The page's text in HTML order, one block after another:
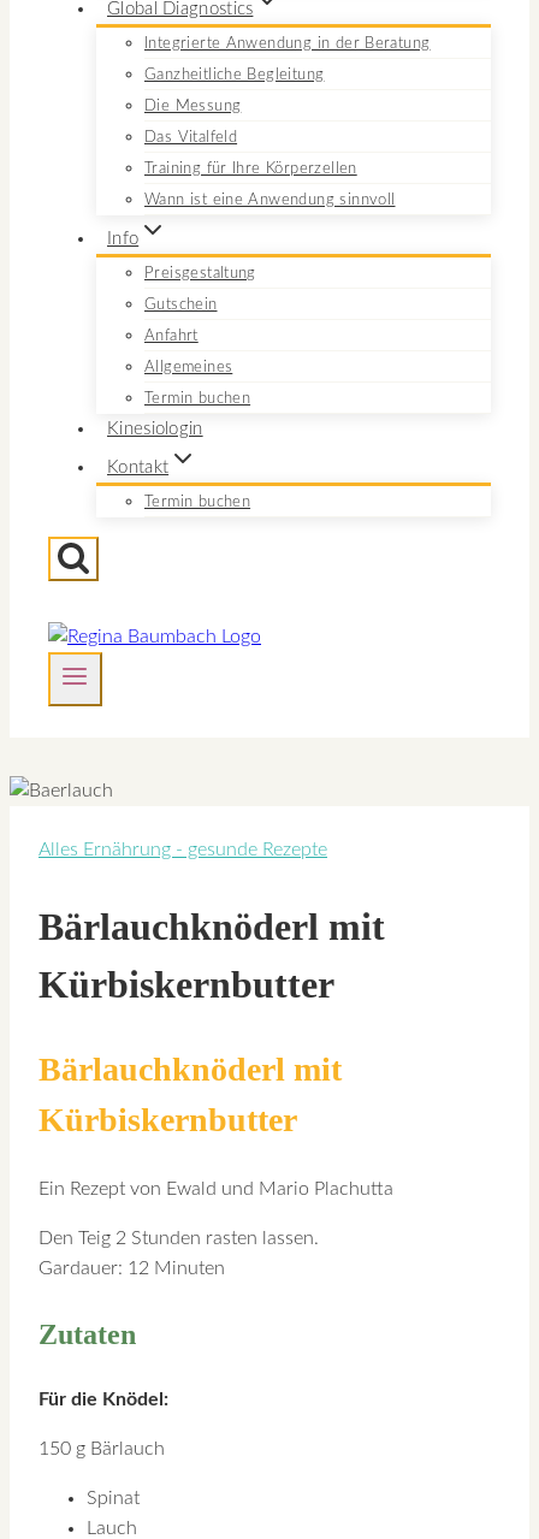
Global Diagnostics
Integrierte Anwendung in der Beratung
Ganzheitliche Begleitung
Die Messung
Das Vitalfeld
Training für Ihre Körperzellen
Wann ist eine Anwendung sinnvoll
Info
Preisgestaltung
Gutschein
Anfahrt
Allgemeines
Termin buchen
Kinesiologin
Kontakt
Termin buchen
Alles Ernährung - gesunde Rezepte
Bärlauchknöderl mit
Kürbiskernbutter
Bärlauchknöderl mit
Kürbiskernbutter
Ein Rezept von Ewald und Mario Plachutta
Den Teig 2 Stunden rasten lassen.
Gardauer: 12 Minuten
Zutaten
Für die Knödel:
150 g Bärlauch
Spinat
Lauch